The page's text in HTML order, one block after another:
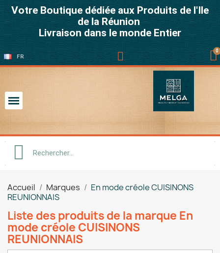
Votre Boutique dédiée aux Produits de l'Ile
de la Réunion
Livraison dans le monde Entier
FR
Accueil Marques
En mode créole CUISINONS
REUNIONNAIS
Liste des produits de la marque En
mode créole CUISINONS
REUNIONNAIS